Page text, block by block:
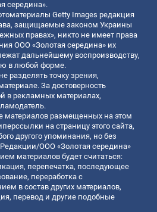
середина».
Getty Images редакция
защищаемые законом Украины
правах», никто не имеет права
ООО «Золотая середина» их
дальнейшему воспроизводству,
в любой форме.
разделять точку зрения,
За достоверность
в рекламных материалах,
материалов размещенных на этом
на страницу этого сайта,
другого упоминания, но без
ООО «Золотая середина»
материалов будет считаться:
перепечатка, последующее
переработка с
в состав других материалов,
перевод и другие подобные